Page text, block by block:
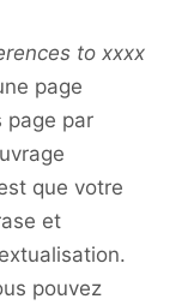
to xxxx
page
page par
que votre
et
pouvez